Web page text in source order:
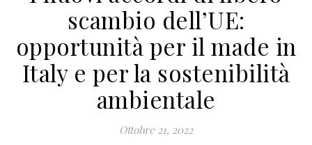
scambio dell’UE:
opportunità per il made in
Italy e per la sostenibilità
ambientale
Ottobre 21, 2022